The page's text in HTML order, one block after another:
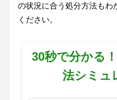
の状況に合う処分方法もわ
ください。
30秒で分かる
法シミュ